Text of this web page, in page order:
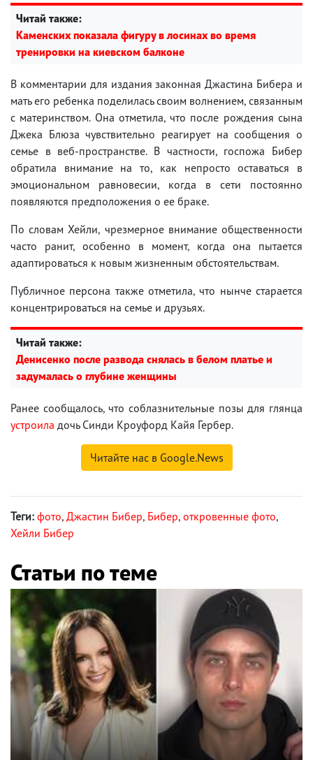
Читай также:
Каменских показала фигуру в лосинах во время
тренировки на киевском балконе
В комментарии для издания законная Джастина Бибера и
мать его ребенка поделилась своим волнением, связанным
с материнством. Она отметила, что после рождения сына
Джека Блюза чувствительно реагирует на сообщения о
семье в веб-пространстве. В частности, госпожа Бибер
обратила внимание на то, как непросто оставаться в
эмоциональном равновесии, когда в сети постоянно
появляются предположения о ее браке.
По словам Хейли, чрезмерное внимание общественности
часто ранит, особенно в момент, когда она пытается
адаптироваться к новым жизненным обстоятельствам.
Публичное персона также отметила, что нынче старается
концентрироваться на семье и друзьях.
Читай также:
Денисенко после развода снялась в белом платье и
задумалась о глубине женщины
Ранее сообщалось, что соблазнительные позы для глянца
устроила дочь Синди Кроуфорд Кайя Гербер.
Читайте нас в Google.News
Теги: фото, Джастин Бибер, Бибер, откровенные фото,
Хейли Бибер
Статьи по теме